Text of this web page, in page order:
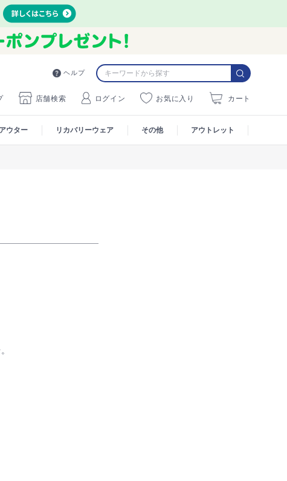
ヘルプ
店舗検索 ログイン お気に入り カート
ウター リカバリーウェア その他 アウトレット